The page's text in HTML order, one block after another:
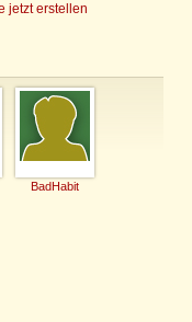
jetzt erstellen
BadHabit